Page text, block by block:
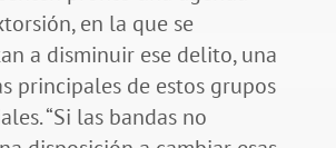
en la que se
a disminuir ese delito, una
principales de estos grupos
“Si las bandas no